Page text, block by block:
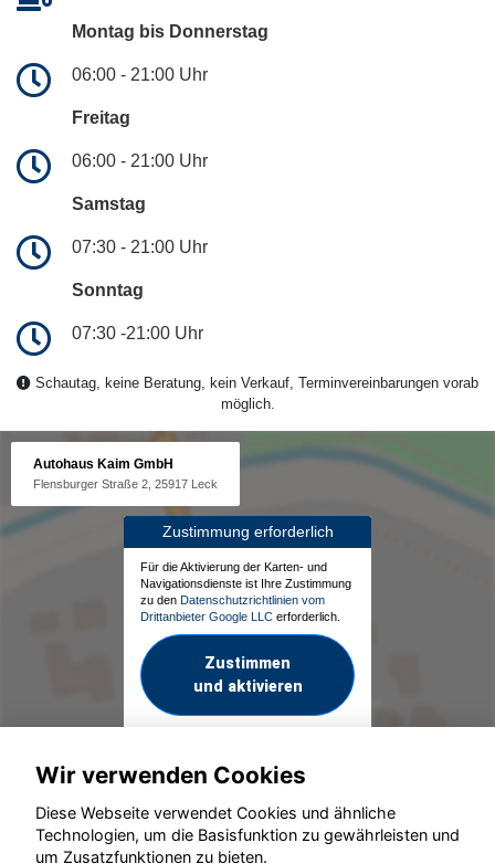
Montag bis Donnerstag
06:00 - 21:00 Uhr
Freitag
06:00 - 21:00 Uhr
Samstag
07:30 - 21:00 Uhr
Sonntag
07:30 -21:00 Uhr
Schautag, keine Beratung, kein Verkauf, Terminvereinbarungen vorab
möglich.
Autohaus Kaim GmbH
Flensburger Straße 2, 25917 Leck
Zustimmung erforderlich
Für die Aktivierung der Karten- und
Navigationsdienste ist Ihre Zustimmung
zu den Datenschutzrichtlinien vom
Drittanbieter Google LLC erforderlich.
Zustimmen
und aktivieren
© konjunkturmotor.de GmbH 2020 - 2026
Wir verwenden Cookies
Diese Webseite verwendet Cookies und ähnliche
Technologien, um die Basisfunktion zu gewährleisten und
um Zusatzfunktionen zu bieten.